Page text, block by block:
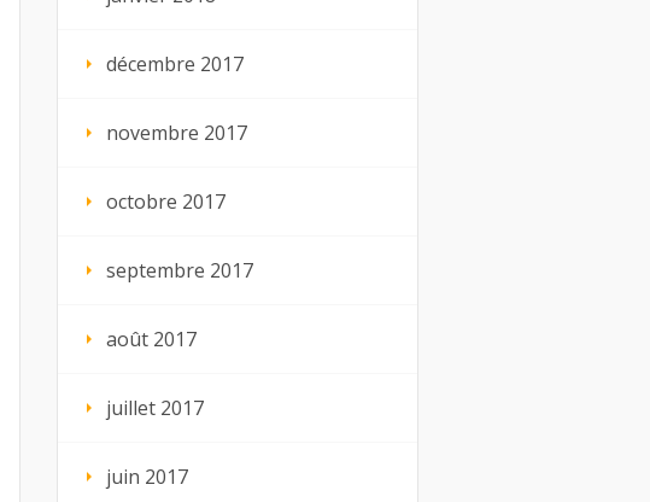
décembre 2017
novembre 2017
octobre 2017
septembre 2017
août 2017
juillet 2017
juin 2017